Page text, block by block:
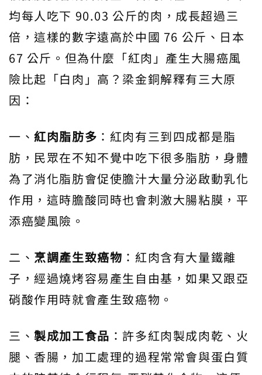
均每人吃下 90.03 公斤的肉，成長超過三
倍，這樣的數字遠高於中國 76 公斤、日本
67 公斤。但為什麼「紅肉」產生大腸癌風
險比起「白肉」高？梁金銅解釋有三大原
因：
一、紅肉脂肪多 ：紅肉有三到四成都是脂
肪，民眾在不知不覺中吃下很多脂肪，身體
為了消化脂肪會促使膽汁大量分泌啟動乳化
作用，這時膽酸同時也會刺激大腸粘膜，平
添癌變風險。
二、 烹調產生致癌物 ：紅肉含有大量鐵離
子，經過燒烤容易產生自由基，如果又跟亞
硝酸作用時就會產生致癌物。
三、製成加工食品 ：許多紅肉製成肉乾、火
腿、香腸，加工處理的過程常常會與蛋白質